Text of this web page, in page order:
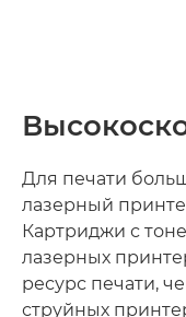
Для печати
лазерный
Картриджи с
лазерных
ресурс печати,
струйных